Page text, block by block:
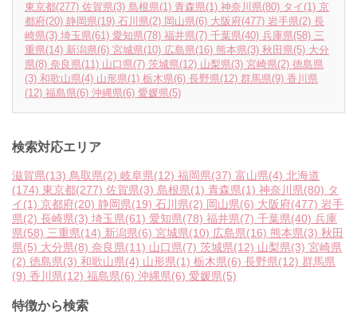
東京都(277) 佐賀県(3) 島根県(1) 青森県(1) 神奈川県(80) タイ (1) 京
都府(20) 静岡県(19) 石川県(2) 岡山県(6) 大阪府(477) 岩手県(2) 長
崎県(3) 埼玉県(61) 愛知県(78) 福井県(7) 千葉県(40) 兵庫県(58) 三
重県(14) 新潟県(6) 宮城県(10) 広島県(16) 熊本県(3) 秋田県(5) 大分
県(8) 奈良県(11) 山口県(7) 茨城県(12) 山梨県(3) 宮崎県(2) 徳島県
(3) 和歌山県(4) 山形県(1) 栃木県(6) 長野県(12) 群馬県(9) 香川県
(12) 福島県(6) 沖縄県(6) 愛媛県(5)
検索対応エリア
滋賀県(13) 鳥取県(2) 岐阜県(12) 福岡県(37) 富山県(4) 北海道
(174) 東京都(277) 佐賀県(3) 島根県(1) 青森県(1) 神奈川県(80) タ
イ(1) 京都府(20) 静岡県(19) 石川県(2) 岡山県(6) 大阪府(477) 岩手
県(2) 長崎県(3) 埼玉県(61) 愛知県(78) 福井県(7) 千葉県(40) 兵庫
県(58) 三重県(14) 新潟県(6) 宮城県(10) 広島県(16) 熊本県(3) 秋田
県(5) 大分県(8) 奈良県(11) 山口県(7) 茨城県(12) 山梨県(3) 宮崎県
(2) 徳島県(3) 和歌山県(4) 山形県(1) 栃木県(6) 長野県(12) 群馬県
(9) 香川県(12) 福島県(6) 沖縄県(6) 愛媛県(5)
特徴から検索